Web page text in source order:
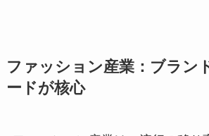
ファッション産業：ブラン
ードが核心